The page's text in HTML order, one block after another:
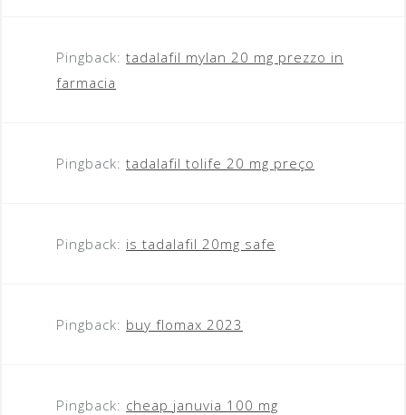
Pingback: tadalafil mylan 20 mg prezzo in
farmacia
Pingback: tadalafil tolife 20 mg preço
Pingback: is tadalafil 20mg safe
Pingback: buy flomax 2023
Pingback: cheap januvia 100 mg